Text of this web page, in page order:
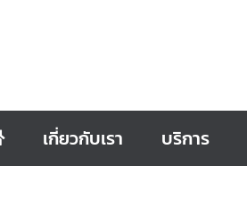
เกี่ยวกับเรา บริการ